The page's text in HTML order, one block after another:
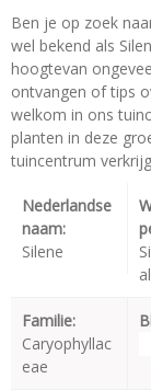
Ben je op zoek
wel bekend als
hoogtevan
ontvangen of tips
welkom in ons
planten in deze
tuincentrum
Nederlandse
naam:
Silene
Familie:
Caryophyllac
eae